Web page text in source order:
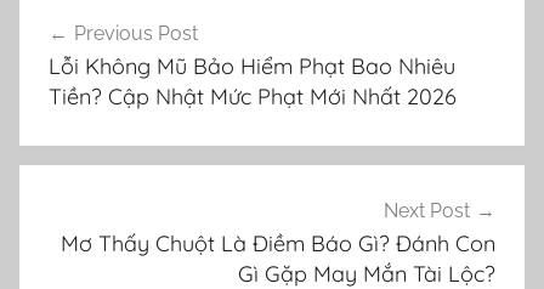
hướng
bài
viết
Previous Post
Lỗi Không Mũ Bảo Hiểm Phạt Bao Nhiêu
Tiền? Cập Nhật Mức Phạt Mới Nhất 2026
Next Post
Mơ Thấy Chuột Là Điềm Báo Gì? Đánh Con
Gì Gặp May Mắn Tài Lộc?